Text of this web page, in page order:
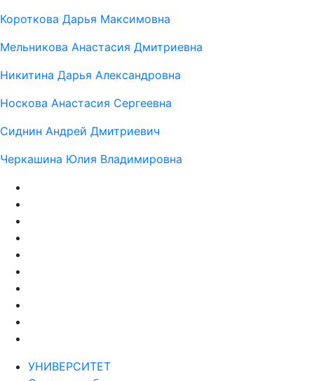
Короткова Дарья Максимовна
Мельникова Анастасия Дмитриевна
Никитина Дарья Александровна
Носкова Анастасия Сергеевна
Сиднин Андрей Дмитриевич
Черкашина Юлия Владимировна
УНИВЕРСИТЕТ